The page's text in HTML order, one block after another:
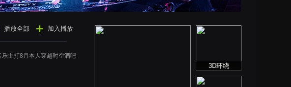
播放全部 加入播放
主打8月本人穿越时空酒吧
3D环绕